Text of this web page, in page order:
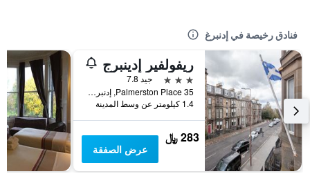
فنادق رخيصة في إدنبرغ
ريفولفير إدينبرج
3 نجوم
جيد 7.8
35 Palmerston Place, إدنبرغ, المملكة المتحدة
1.4 كيلومتر عن وسط المدينة
283 ﷼
عرض الصفقة